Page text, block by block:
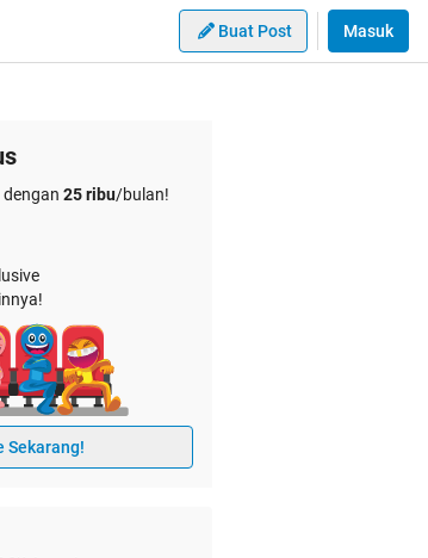
Buat Post Masuk
25 ribu/bulan!
Sekarang!